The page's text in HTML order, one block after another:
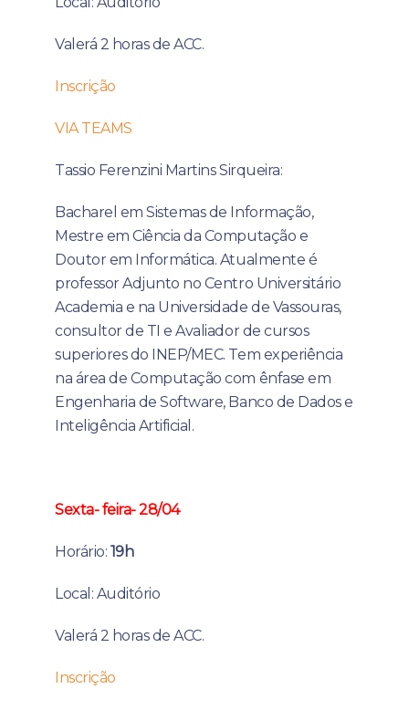
Valerá 2 horas de ACC.
Inscrição
VIA TEAMS
Tassio Ferenzini Martins Sirqueira:
Bacharel em Sistemas de Informação,
Mestre em Ciência da Computação e
Doutor em Informática. Atualmente é
professor Adjunto no Centro Universitário
Academia e na Universidade de Vassouras,
consultor de TI e Avaliador de cursos
superiores do INEP/MEC. Tem experiência
na área de Computação com ênfase em
Engenharia de Software, Banco de Dados e
Inteligência Artificial.
Sexta- feira- 28/04
Horário: 19h
Local: Auditório
Valerá 2 horas de ACC.
Inscrição